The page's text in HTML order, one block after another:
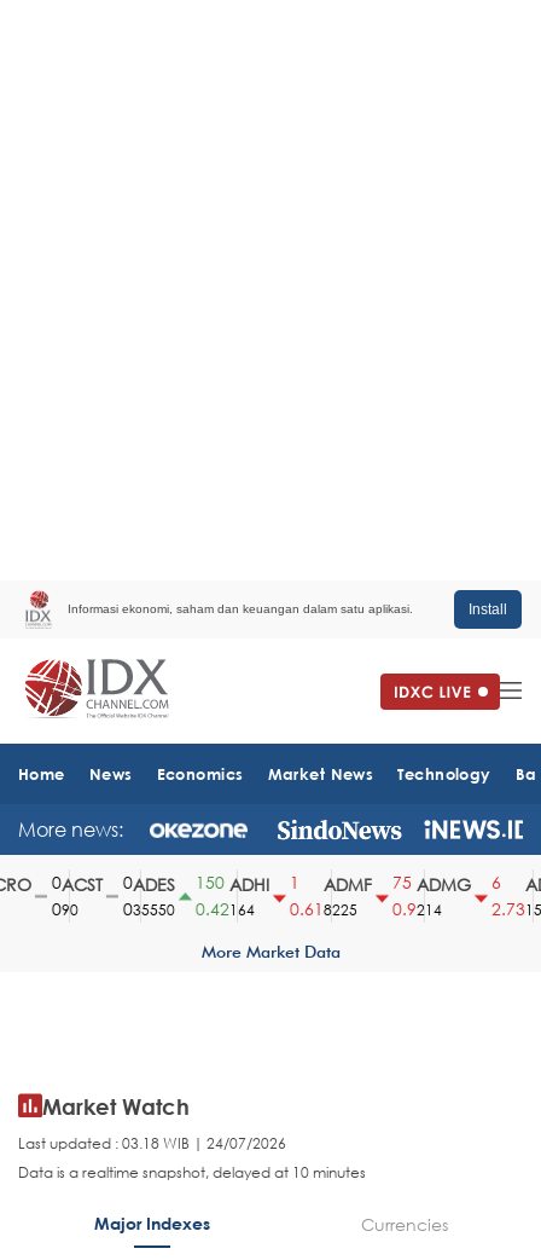
Informasi ekonomi, saham dan keuangan dalam satu aplikasi. Install
Home News Economics Market News Technology
More news:
ACST
90
ADES
35550
150
0.42
ADHI
164
0.61
ADMF
8225
75
0.9
ADMG
214
2.73
More Market Data
Market Watch
Last updated : 03.18 WIB | 24/07/2026
Data is a realtime snapshot, delayed at 10 minutes
Major Indexes Currencies